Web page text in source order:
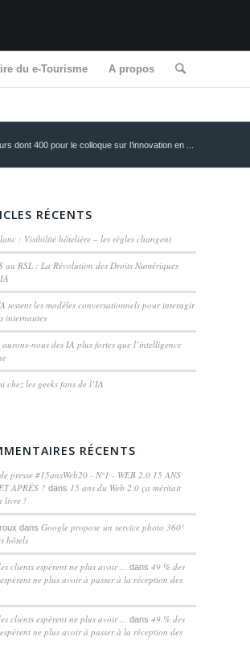
du e-Tourisme A propos
dont 400 pour le colloque sur l’innovation en ...
RÉCENTS
: Visibilité hôtelière – les règles changent
au RSL : La Révolution des Droits Numériques
testent les modèles conversationnels pour interagir
internautes
nous des IA plus fortes que l’intelligence
chez les geeks fans de l’IA
RÉCENTS
presse #15ansWeb20 - N°1 - WEB 2.0 15 ANS
APRÈS ? dans 15 ans du Web 2.0 ça méritait
livre !
dansGoogle propose un service photo 360°
hôtels
clients espèrent ne plus avoir ... dans49 % des
ne plus avoir à passer à la réception des
clients espèrent ne plus avoir ... dans49 % des
ne plus avoir à passer à la réception des